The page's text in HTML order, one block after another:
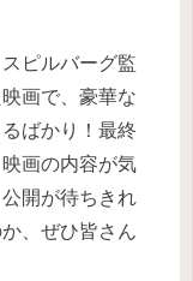
ピルバーグ監
画で、豪華な
ばかり！最終
画の内容が気
開が待ちきれ
、ぜひ皆さん